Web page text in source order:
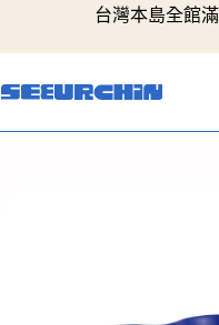
要
台灣本島全館